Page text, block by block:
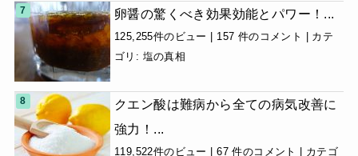
卵醤の驚くべき効果効能とパワー！...
125,255件のビュー 157 件のコメント
カテ
ゴリ: 塩の真相
クエン酸は難病から全ての病気改善に
強力！...
119,522件のビュー |67 件のコメント カテゴ